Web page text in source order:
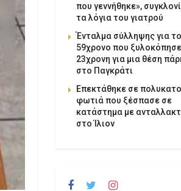
που γεννήθηκε»,
τα λόγια του γιατρού
Ένταλμα σύλληψης για
59χρονο που ξυλοκόπησε
23χρονη για μια θέση
στο Παγκράτι
Επεκτάθηκε σε
φωτιά που ξέσπασε σε
κατάστημα με
στο Ίλιον